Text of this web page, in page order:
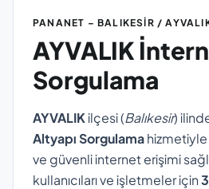
PANANET – BALIKESIR /
AYVALIK
Sorgulama
AYVALIKilçesi (Balıkesir)
Altyapı Sorgulamahizmetiyle
ve güvenli internet erişimi
kullanıcıları ve işletmeler için